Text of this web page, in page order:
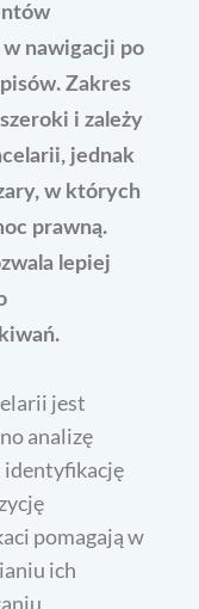
nawigacji po
Zakres
i zależy
jednak
w których
prawną.
lepiej
jest
analizę
identyfikację
pomagają w
ich